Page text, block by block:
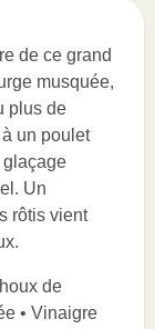
de ce grand
musquée,
plus de
un poulet
glaçage
Un
rôtis vient
de
• Vinaigre